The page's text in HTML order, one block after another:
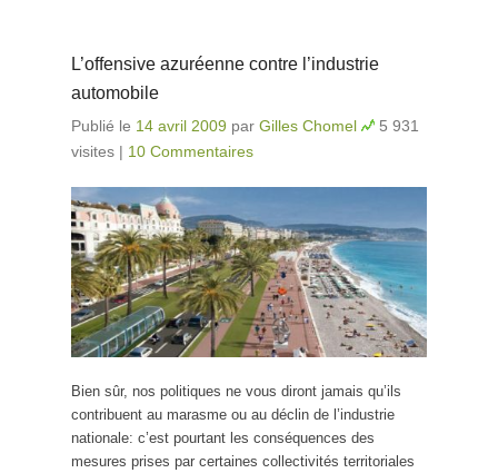
L’offensive azuréenne contre l’industrie
automobile
Publié le 14 avril 2009 par Gilles Chomel
5 931
visites | 10 Commentaires
Bien sûr, nos politiques ne vous diront jamais qu’ils
contribuent au marasme ou au déclin de l’industrie
nationale: c’est pourtant les conséquences des
mesures prises par certaines collectivités territoriales